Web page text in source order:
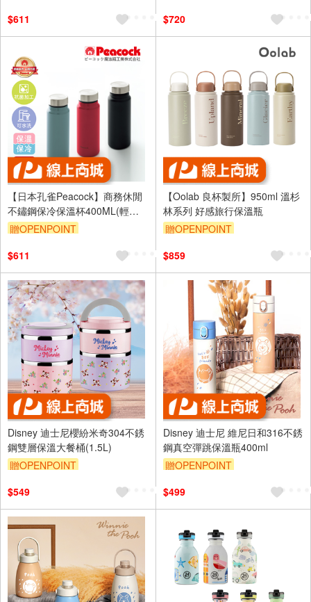
$611
$720
【日本孔雀Peacock】商務休閒
不鏽鋼保冷保溫杯400ML(輕量
化設計)-任選色
贈OPENPOINT
$611
【Oolab 良杯製所】950ml 溫杉
林系列 好感旅行保溫瓶
贈OPENPOINT
$859
Disney 迪士尼櫻紛米奇304不銹
鋼雙層保溫大餐桶(1.5L)
贈OPENPOINT
$549
Disney 迪士尼 維尼日和316不銹
鋼真空彈跳保溫瓶400ml
贈OPENPOINT
$499